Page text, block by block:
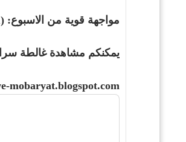
مواجهة قوية من الاسبوع: (31) تنطلق في تمام الساعة 8.30 مساء اليوم الثلاثاء، , على ملعب (
يمكنكم مشاهدة غالطة
mobaryat.blogspot.com